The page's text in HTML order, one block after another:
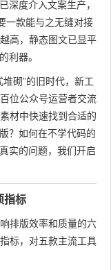
深度介入文案生产，
一款能与之无缝对接
高，静态图文已显平
利器。
砌”的旧时代，新工
位公众号运营者交流
材中快速找到合适的
？如何在不学代码的
实的问题，我们开启
标
排版效率和质量的六
标，对五款主流工具